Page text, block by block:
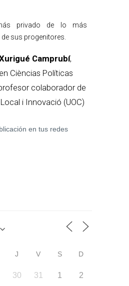
privado de lo más
sus progenitores.
Camprubí,
Cièncias Políticas
colaborador de
i Innovació (UOC)
en tus redes
J V S D
30 31 1 2